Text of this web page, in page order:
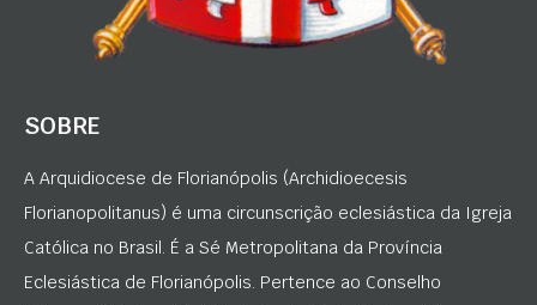
SOBRE
A Arquidiocese de Florianópolis (Archidioecesis
Florianopolitanus) é uma circunscrição eclesiástica da Igreja
Católica no Brasil. É a Sé Metropolitana da Província
Eclesiástica de Florianópolis. Pertence ao Conselho